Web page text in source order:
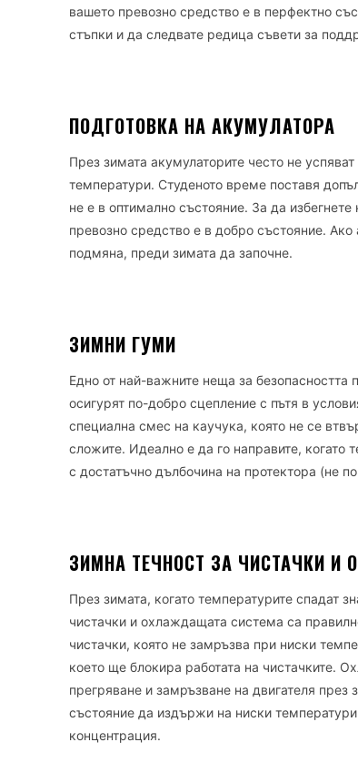
вашето превозно средство е в перфектно
стъпки и да следвате редица съвети за
ПОДГОТОВКА НА АКУМУЛАТОРА
През зимата акумулаторите често не
температури. Студеното време поставя
не е в оптимално състояние. За да
превозно средство е в добро състояние.
подмяна, преди зимата да започне.
ЗИМНИ ГУМИ
Едно от най-важните неща за безопасността
осигурят по-добро сцепление с пътя в
специална смес на каучука, която не се
сложите. Идеално е да го направите, когато
с достатъчно дълбочина на протектора (не
ЗИМНА ТЕЧНОСТ ЗА ЧИСТАЧКИ
През зимата, когато температурите спадат
чистачки и охлаждащата система са
чистачки, която не замръзва при ниски
което ще блокира работата на чистачките.
прегряване и замръзване на двигателя през
състояние да издържи на ниски
концентрация.